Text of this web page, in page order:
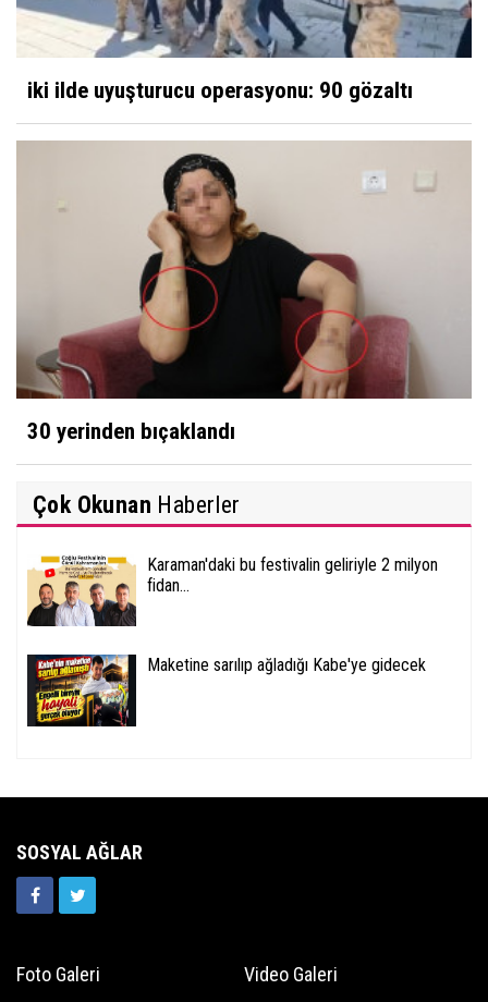
iki ilde uyuşturucu operasyonu: 90 gözaltı
30 yerinden bıçaklandı
Çok Okunan Haberler
Karaman'daki bu festivalin geliriyle 2 milyon
fidan...
Maketine sarılıp ağladığı Kabe'ye gidecek
SOSYAL AĞLAR
Foto Galeri
Video Galeri